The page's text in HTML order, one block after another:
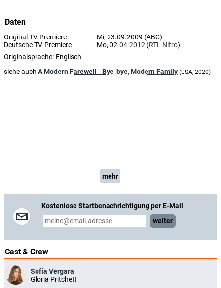
Daten
Original TV-Premiere
Mi, 23.09.2009 (ABC)
Deutsche TV-Premiere
Mo, 02.04.2012 (RTL Nitro)
Originalsprache: Englisch
siehe auch A Modern Farewell - Bye-bye, Modern Family (USA, 2020)
mehr
Kostenlose Startbenachrichtigung per E-Mail
weiter
Cast & Crew
Sofía Vergara
Gloria Pritchett